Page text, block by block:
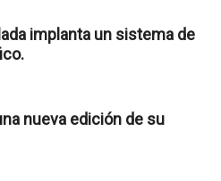
implanta un sistema de
nueva edición de su